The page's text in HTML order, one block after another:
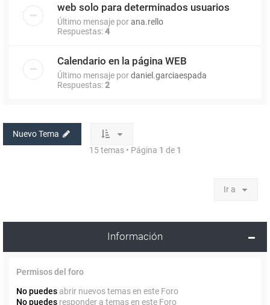
web solo para determinados usuarios
Último mensaje porana.rello
Respuestas:4
Calendario en la página WEB
Último mensaje pordaniel.garciaespada
Respuestas:2
Nuevo Tema
15 temas • Página 1 de 1
Ir a
Información
Permisos del foro
No puedes abrir nuevos temas en este Foro
No puedes responder a temas en este Foro